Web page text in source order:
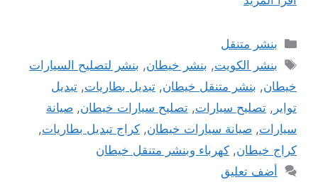
التصنيفات
بنشر متنقل
الوسوم
بنشر الكويت, بنشر خيطان, بنشر لتصليح السيارات
خيطان, بنشر متنقل خيطان, تبديل بطاريات, تبديل
تواير , تصليح سيارات, تصليح سيارات خيطان, صيانة
سيارات, صيانة سيارات خيطان, كراج تبديل بطاريات,
كراج خيطان, كهرباء وبنشر متنقل خيطان
أضف تعليق